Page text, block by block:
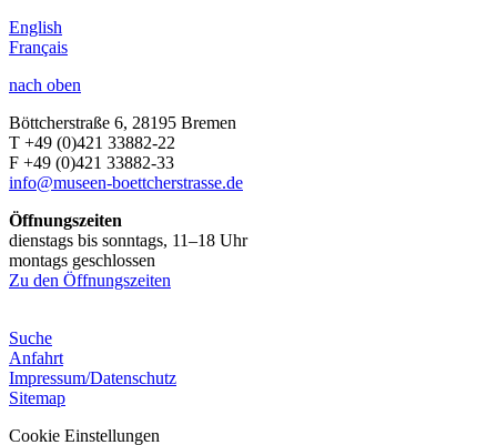
English
Français
nach oben
Böttcherstraße 6, 28195 Bremen
T +49 (0)421 33882-22
F +49 (0)421 33882-33
info@museen-boettcherstrasse.de
Öffnungszeiten
dienstags bis sonntags, 11–18 Uhr
montags geschlossen
Zu den Öffnungszeiten
Suche
Anfahrt
Impressum/Datenschutz
Sitemap
Cookie Einstellungen